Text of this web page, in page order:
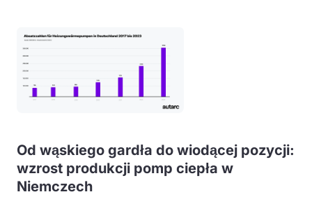
Od wąskiego gardła do wiodącej pozycji:
wzrost produkcji pomp ciepła w
Niemczech